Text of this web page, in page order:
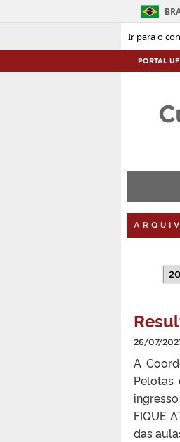
Ir para o
PORTAL
26/07/
A
Pelotas
FIQUE
das